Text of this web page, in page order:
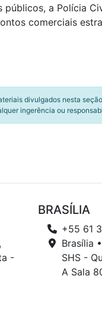
a Polícia
comerciais
divulgados nesta
ingerência ou
-
BRASÍLIA
+55 61
Brasília
SHS -
A Sala